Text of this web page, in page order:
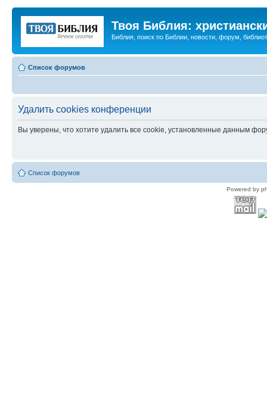
Твоя Библия:
Библия, поиск по Библии, новости, форум,
Список форумов
Удалить cookies конференции
Вы уверены, что хотите удалить все cookie, установленные данным
Список форумов
Powered by